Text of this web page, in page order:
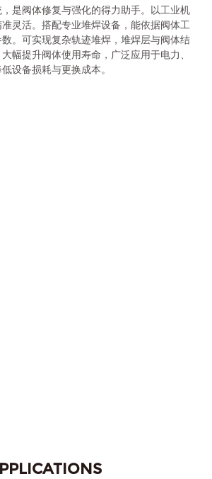
是阀体修复与强化的得力助手。以工业机
灵活。搭配专业堆焊设备，能依据阀体工
。可实现复杂轨迹堆焊，堆焊层与阀体结
幅提升阀体使用寿命，广泛应用于电力、
设备损耗与更换成本。